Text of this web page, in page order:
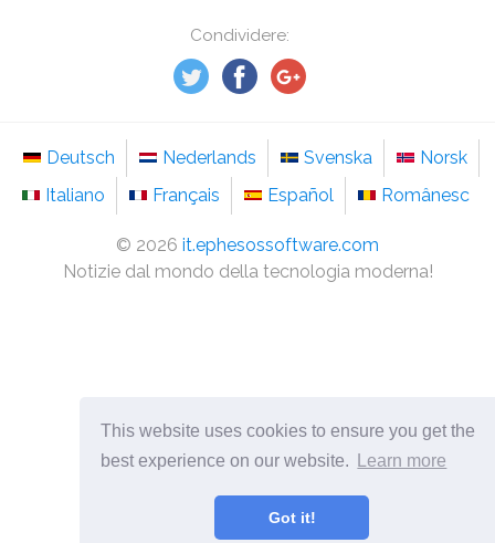
This website uses cookies to ensure you get the
best experience on our website.
Learn more
Got it!
Condividere:
Deutsch Nederlands Svenska
Norsk
Italiano
Français Español Românesc
© 2026 it.ephesossoftware.com
Notizie dal mondo della tecnologia moderna!